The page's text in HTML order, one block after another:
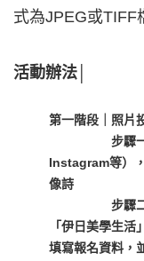
式為JPEG或TIFF
活動辦法
第一階段｜照片
步驟一、上
Instagram等）
像詩
步驟二、再
「伊日美學生
填寫報名資料，